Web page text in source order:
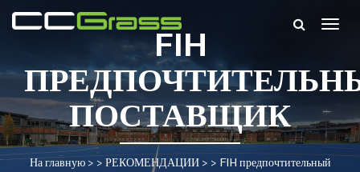
FIH
ПОСТАВЩИК
На главную> > РЕКОМЕНДАЦИИ> > FIH предпочтительный